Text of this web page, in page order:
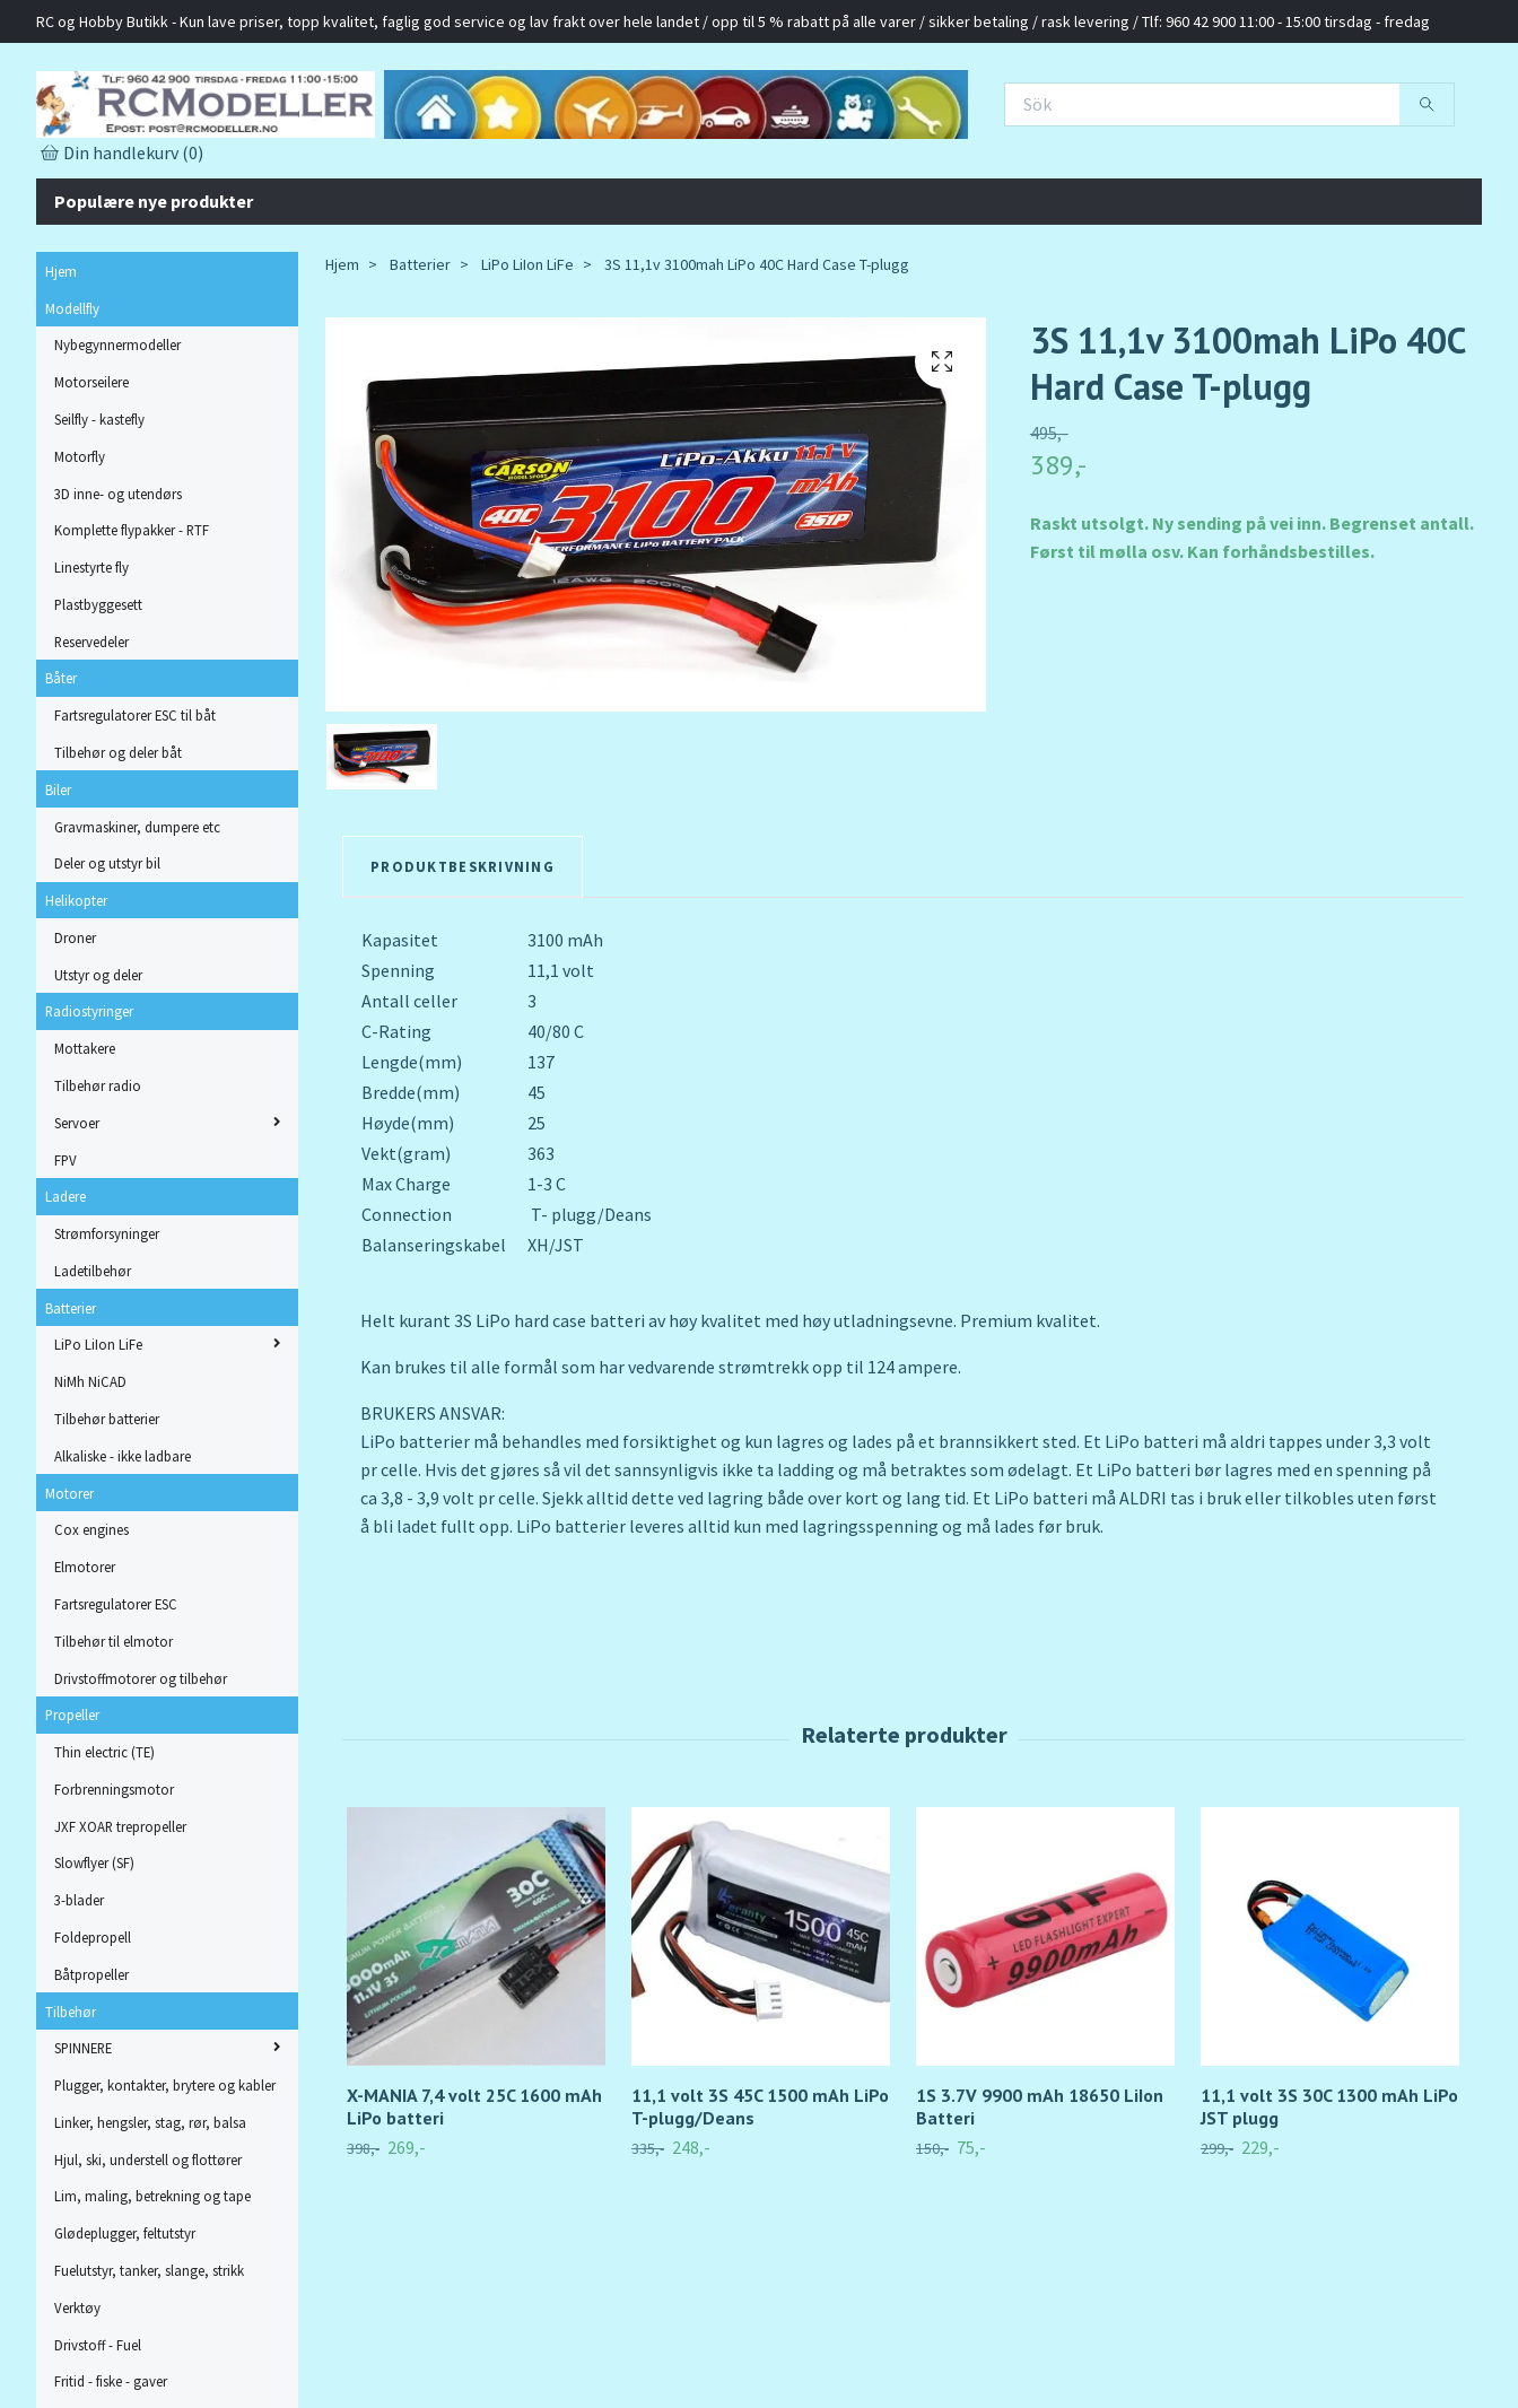
RC og Hobby Butikk - Kun lave priser, topp kvalitet, faglig god service og lav frakt over hele landet / opp til 5 % rabatt på alle varer / sikker betaling / rask levering / Tlf: 960 42 900 11:00 - 15:00 tirsdag - fredag
Din handlekurv (0)
Populære nye produkter
Hjem
Modellfly
Nybegynnermodeller
Motorseilere
Seilfly - kastefly
Motorfly
3D inne- og utendørs
Komplette flypakker - RTF
Linestyrte fly
Plastbyggesett
Reservedeler
Båter
Fartsregulatorer ESC til båt
Tilbehør og deler båt
Biler
Gravmaskiner, dumpere etc
Deler og utstyr bil
Helikopter
Droner
Utstyr og deler
Radiostyringer
Mottakere
Tilbehør radio
Servoer
FPV
Ladere
Strømforsyninger
Ladetilbehør
Batterier
LiPo LiIon LiFe
NiMh NiCAD
Tilbehør batterier
Alkaliske - ikke ladbare
Motorer
Cox engines
Elmotorer
Fartsregulatorer ESC
Tilbehør til elmotor
Drivstoffmotorer og tilbehør
Propeller
Thin electric (TE)
Forbrenningsmotor
JXF XOAR trepropeller
Slowflyer (SF)
3-blader
Foldepropell
Båtpropeller
Tilbehør
SPINNERE
Plugger, kontakter, brytere og kabler
Linker, hengsler, stag, rør, balsa
Hjul, ski, understell og flottører
Lim, maling, betrekning og tape
Glødeplugger, feltutstyr
Fuelutstyr, tanker, slange, strikk
Verktøy
Drivstoff - Fuel
Fritid - fiske - gaver
Hjem Batterier LiPo LiIon LiFe 3S 11,1v 3100mah LiPo 40C Hard Case T-plugg
3S 11,1v 3100mah LiPo 40C
Hard Case T-plugg
495,-
389,-
Raskt utsolgt. Ny sending på vei inn. Begrenset antall.
Først til mølla osv. Kan forhåndsbestilles.
PRODUKTBESKRIVNING
Kapasitet
3100 mAh
Spenning
11,1 volt
Antall celler
3
C-Rating
40/80 C
Lengde(mm)
137
Bredde(mm)
45
Høyde(mm)
25
Vekt(gram)
363
Max Charge
1-3 C
Connection
T- plugg/Deans
Balanseringskabel
XH/JST
Helt kurant 3S LiPo hard case batteri av høy kvalitet med høy utladningsevne. Premium kvalitet.
Kan brukes til alle formål som har vedvarende strømtrekk opp til 124 ampere.
BRUKERS ANSVAR:
LiPo batterier må behandles med forsiktighet og kun lagres og lades på et brannsikkert sted. Et LiPo batteri må aldri tappes under 3,3 volt
pr celle. Hvis det gjøres så vil det sannsynligvis ikke ta ladding og må betraktes som ødelagt. Et LiPo batteri bør lagres med en spenning på
ca 3,8 - 3,9 volt pr celle. Sjekk alltid dette ved lagring både over kort og lang tid. Et LiPo batteri må ALDRI tas i bruk eller tilkobles uten først
å bli ladet fullt opp. LiPo batterier leveres alltid kun med lagringsspenning og må lades før bruk.
X-MANIA 7,4 volt 25C 1600 mAh
LiPo batteri
398,- 269,-
11,1 volt 3S 45C 1500 mAh LiPo
T-plugg/Deans
335,- 248,-
1S 3.7V 9900 mAh 18650 LiIon
Batteri
150,- 75,-
11,1 volt 3S 30C 1300 mAh LiPo
JST plugg
299,- 229,-